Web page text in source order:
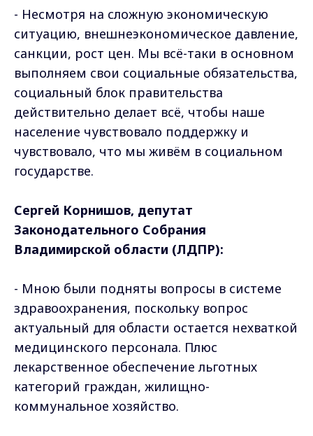
- Несмотря на сложную экономическую
ситуацию, внешнеэкономическое давление,
санкции, рост цен. Мы всё-таки в основном
выполняем свои социальные обязательства,
социальный блок правительства
действительно делает всё, чтобы наше
население чувствовало поддержку и
чувствовало, что мы живём в социальном
государстве.
Сергей Корнишов, депутат
Законодательного Собрания
Владимирской области (ЛДПР):
- Мною были подняты вопросы в системе
здравоохранения, поскольку вопрос
актуальный для области остается нехваткой
медицинского персонала. Плюс
лекарственное обеспечение льготных
категорий граждан, жилищно-
коммунальное хозяйство.